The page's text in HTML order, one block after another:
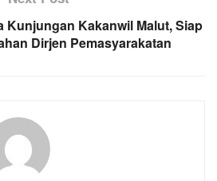
Kunjungan Kakanwil Malut, Siap
Dirjen Pemasyarakatan